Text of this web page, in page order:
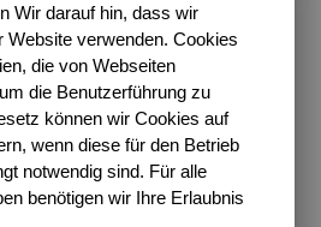
ihren Anführern auf große
Man sah sie nicht, hörte sie nur,
zu Busch vorwärtskämpfen,
ganz leise und schleichend, um
laut schreiend den Platz zu
Drachenei in der Hand,
Goldmünzen gefüllt war für
Wir darauf hin, dass wir
Website verwenden. Cookies
die von Webseiten
die Benutzerführung zu
können wir Cookies auf
wenn diese für den Betrieb
notwendig sind. Für alle
benötigen wir Ihre Erlaubnis